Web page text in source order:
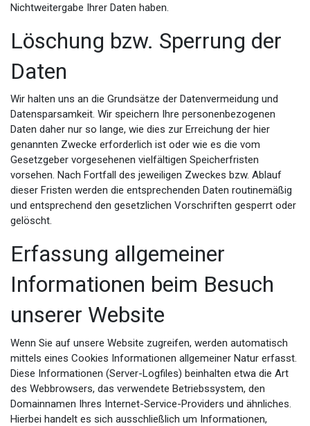
Nichtweitergabe Ihrer Daten haben.
Löschung bzw. Sperrung der
Daten
Wir halten uns an die Grundsätze der Datenvermeidung und
Datensparsamkeit. Wir speichern Ihre personenbezogenen
Daten daher nur so lange, wie dies zur Erreichung der hier
genannten Zwecke erforderlich ist oder wie es die vom
Gesetzgeber vorgesehenen vielfältigen Speicherfristen
vorsehen. Nach Fortfall des jeweiligen Zweckes bzw. Ablauf
dieser Fristen werden die entsprechenden Daten routinemäßig
und entsprechend den gesetzlichen Vorschriften gesperrt oder
gelöscht.
Erfassung allgemeiner
Informationen beim Besuch
unserer Website
Wenn Sie auf unsere Website zugreifen, werden automatisch
mittels eines Cookies Informationen allgemeiner Natur erfasst.
Diese Informationen (Server-Logfiles) beinhalten etwa die Art
des Webbrowsers, das verwendete Betriebssystem, den
Domainnamen Ihres Internet-Service-Providers und ähnliches.
Hierbei handelt es sich ausschließlich um Informationen,